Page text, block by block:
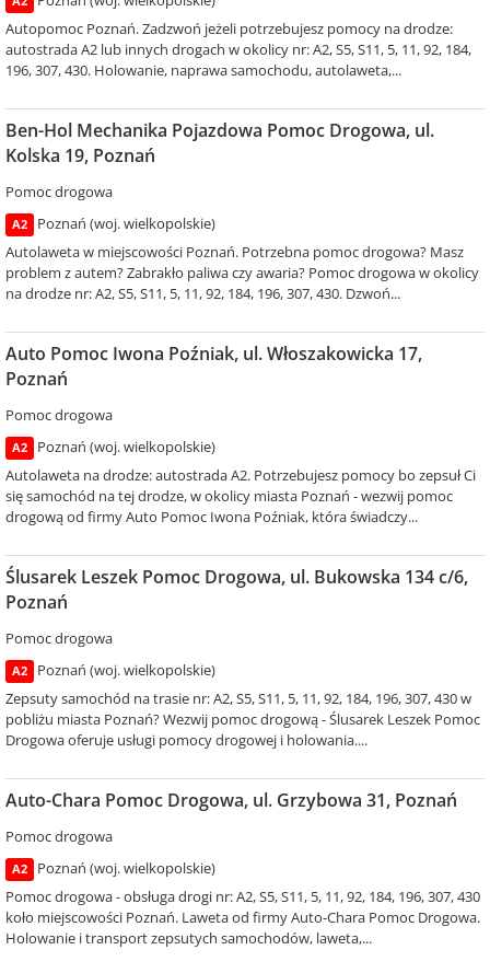
Autopomoc Poznań. Zadzwoń jeżeli potrzebujesz pomocy na drodze:
autostrada A2 lub innych drogach w okolicy nr: A2, S5, S11, 5, 11, 92, 184,
196, 307, 430. Holowanie, naprawa samochodu, autolaweta,...
Ben-Hol Mechanika Pojazdowa Pomoc Drogowa, ul.
Kolska 19, Poznań
Pomoc drogowa
A2
Poznań (woj. wielkopolskie)
Autolaweta w miejscowości Poznań. Potrzebna pomoc drogowa? Masz
problem z autem? Zabrakło paliwa czy awaria? Pomoc drogowa w okolicy
na drodze nr: A2, S5, S11, 5, 11, 92, 184, 196, 307, 430. Dzwoń...
Auto Pomoc Iwona Poźniak, ul. Włoszakowicka 17,
Poznań
Pomoc drogowa
A2
Poznań (woj. wielkopolskie)
Autolaweta na drodze: autostrada A2. Potrzebujesz pomocy bo zepsuł Ci
się samochód na tej drodze, w okolicy miasta Poznań - wezwij pomoc
drogową od firmy Auto Pomoc Iwona Poźniak, która świadczy...
Ślusarek Leszek Pomoc Drogowa, ul. Bukowska 134 c/6,
Poznań
Pomoc drogowa
A2
Poznań (woj. wielkopolskie)
Zepsuty samochód na trasie nr: A2, S5, S11, 5, 11, 92, 184, 196, 307, 430 w
pobliżu miasta Poznań? Wezwij pomoc drogową - Ślusarek Leszek Pomoc
Drogowa oferuje usługi pomocy drogowej i holowania....
Auto-Chara Pomoc Drogowa, ul. Grzybowa 31, Poznań
Pomoc drogowa
A2
Poznań (woj. wielkopolskie)
Pomoc drogowa - obsługa drogi nr: A2, S5, S11, 5, 11, 92, 184, 196, 307, 430
koło miejscowości Poznań. Laweta od firmy Auto-Chara Pomoc Drogowa.
Holowanie i transport zepsutych samochodów, laweta,...